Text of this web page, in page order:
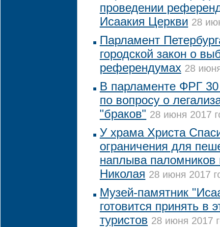
проведении
Исаакия Церкви 28
Парламент
городской закон о
референдумах 28
В парламенте ФРГ
по вопросу о
"браков" 28 июня 2017
У храма Христа
ограничения для
наплыва
Николая 28 июня 2017
Музей-памятник
готовится принять в
туристов 28 июня 2017